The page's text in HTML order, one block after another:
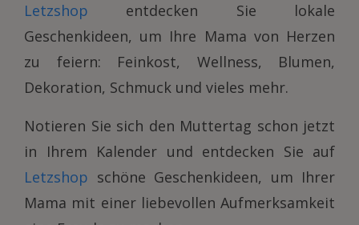
Letzshop entdecken Sie lokale
Geschenkideen, um Ihre Mama von Herzen
zu feiern: Feinkost, Wellness, Blumen,
Dekoration, Schmuck und vieles mehr.
Notieren Sie sich den Muttertag schon jetzt
in Ihrem Kalender und entdecken Sie auf
Letzshop schöne Geschenkideen, um Ihrer
Mama mit einer liebevollen Aufmerksamkeit